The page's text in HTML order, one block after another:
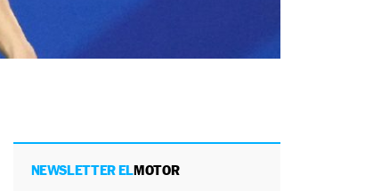
NEWSLETTER ELMOTOR